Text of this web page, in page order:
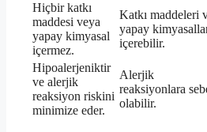
Hiçbir katkı
maddesi veya
yapay kimyasal
içermez.
Katkı maddeleri
yapay
içerebilir.
Hipoalerjeniktir
ve alerjik
reaksiyon riskini
minimize eder.
Alerjik
reaksiyonlara
olabilir.